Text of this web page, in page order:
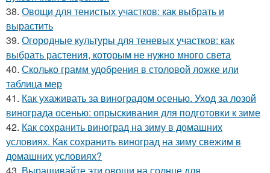
38. Овощи для тенистых участков: как выбрать и
вырастить
39. Огородные культуры для теневых участков: как
выбрать растения, которым не нужно много света
40. Сколько грамм удобрения в столовой ложке или
таблица мер
41. Как ухаживать за виноградом осенью. Уход за лозой
винограда осенью: опрыскивания для подготовки к зиме
42. Как сохранить виноград на зиму в домашних
условиях. Как сохранить виноград на зиму свежим в
домашних условиях?